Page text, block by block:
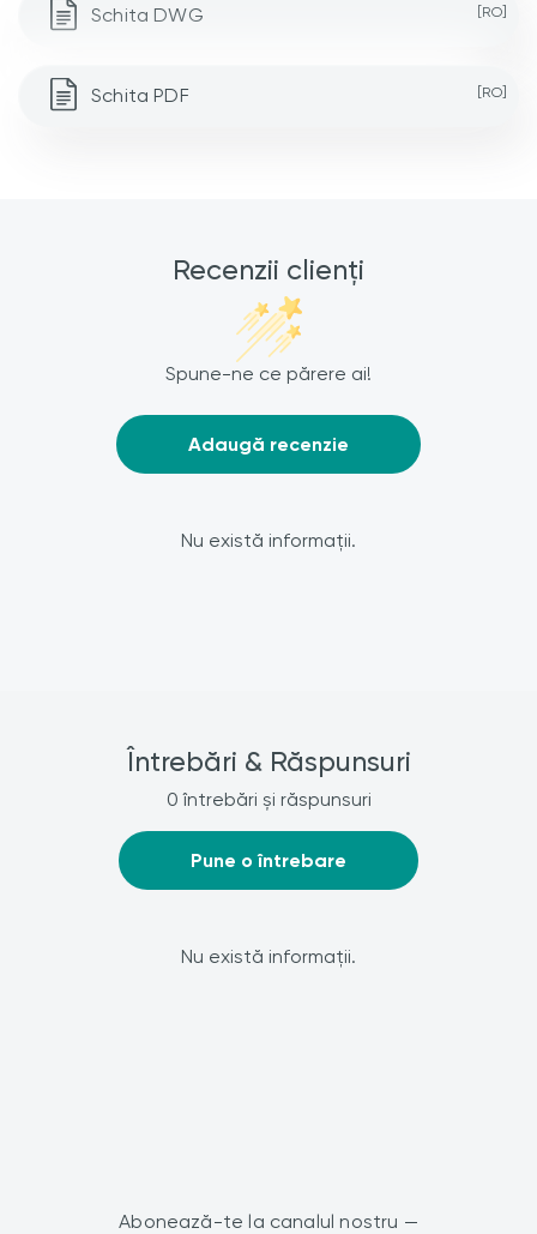
Schita DWG [RO]
Schita PDF [RO]
Recenzii clienți
Spune-ne ce părere ai!
Adaugă recenzie
Nu există informații.
Întrebări & Răspunsuri
0 întrebări și răspunsuri
Pune o întrebare
Nu există informații.
Abonează-te la canalul nostru —